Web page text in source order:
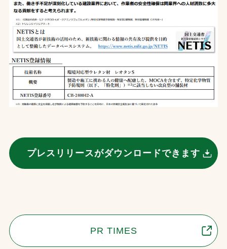
プレスリリースがダウンロードできます
PR TIMES